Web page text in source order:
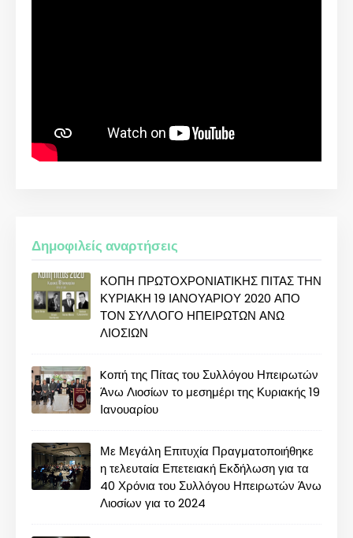
Δημοφιλείς αναρτήσεις
ΚΟΠΗ ΠΡΩΤΟΧΡΟΝΙΑΤΙΚΗΣ ΠΙΤΑΣ ΤΗΝ
ΚΥΡΙΑΚΗ 19 ΙΑΝΟΥΑΡΙΟΥ 2020 ΑΠΟ
ΤΟΝ ΣΥΛΛΟΓΟ ΗΠΕΙΡΩΤΩΝ ΑΝΩ
ΛΙΟΣΙΩΝ
Kοπή της Πίτας του Συλλόγου Ηπειρωτών
Άνω Λιοσίων το μεσημέρι της Κυριακής 19
Ιανουαρίου
Με Μεγάλη Επιτυχία Πραγματοποιήθηκε
η τελευταία Επετειακή Εκδήλωση για τα
40 Χρόνια του Συλλόγου Ηπειρωτών Άνω
Λιοσίων για το 2024